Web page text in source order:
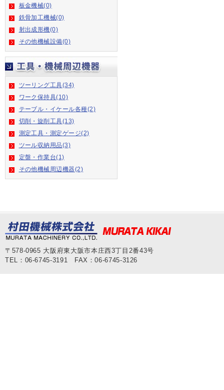
板金機械(0)
鉄骨加工機械(0)
射出成形機(0)
その他機械設備(0)
ツーリング工具(34)
ワーク保持具(10)
テーブル・イケール各種(2)
切削・旋削工具(13)
測定工具・測定ゲージ(2)
ツール収納用品(3)
定盤・作業台(1)
その他機械周辺機器(2)
〒578-0965 大阪府東大阪市本庄西3丁目2番43号
TEL：06-6745-3191 FAX：06-6745-3126